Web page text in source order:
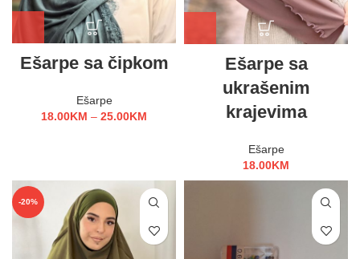
Ešarpe sa čipkom
Ešarpe
18.00KM – 25.00KM
Ešarpe sa
ukrašenim
krajevima
Ešarpe
18.00KM
-20%